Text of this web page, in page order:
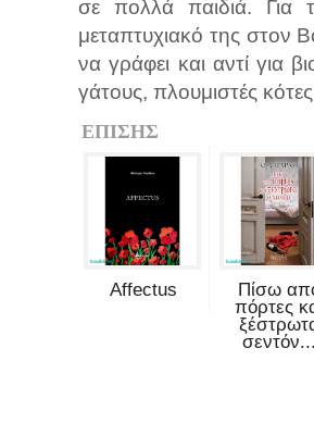
σε πολλά παιδιά. Για
μεταπτυχιακό της στον
να γράφει και αντί για
γάτους, πλουμιστές
ΕΠΙΣΗΣ
Affectus
Πίσω
πόρτες
σεντόν...